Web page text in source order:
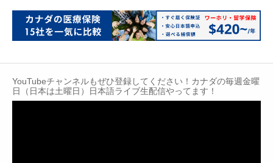
イベントカレンダー
About Us
YouTubeチャンネルもぜひ登録してください！カナダの毎週金曜
日（日本は土曜日）日本語ライブ生配信やってます！